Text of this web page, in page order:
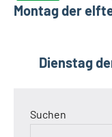
Pater
Keraryo
John
Montag der
Dienstag
Suchen